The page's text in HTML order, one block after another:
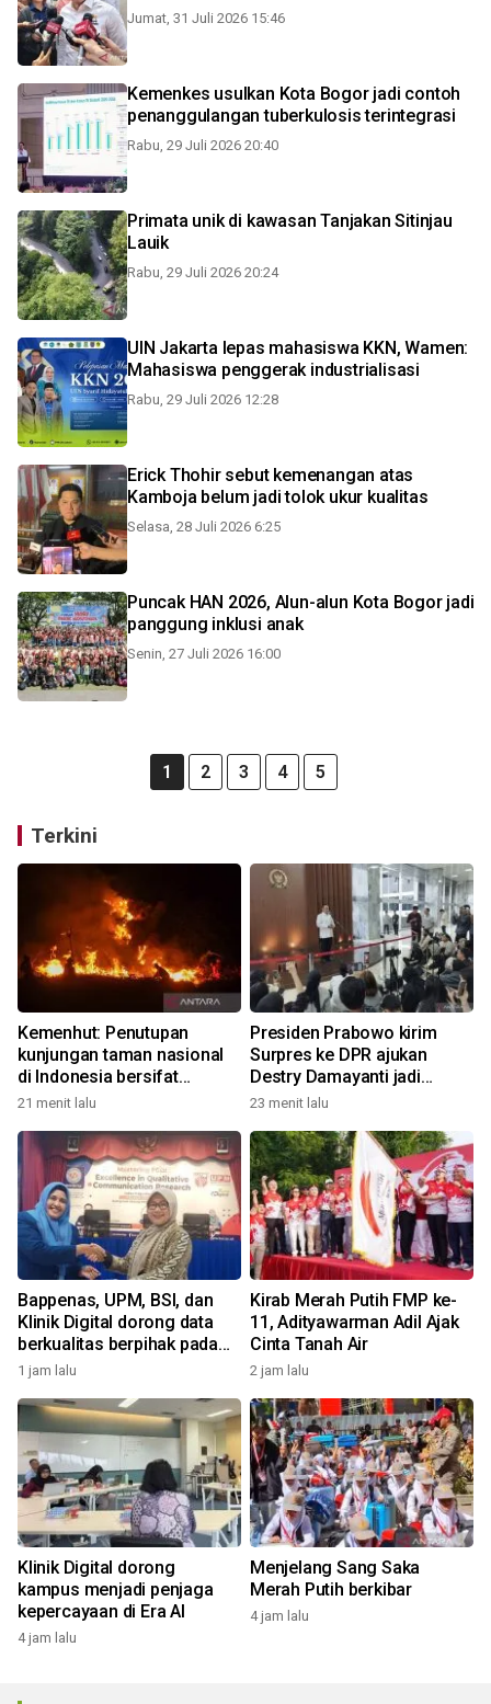
Jumat, 31 Juli 2026 15:46
Kemenkes usulkan Kota Bogor jadi contoh
penanggulangan tuberkulosis terintegrasi
Rabu, 29 Juli 2026 20:40
Primata unik di kawasan Tanjakan Sitinjau
Lauik
Rabu, 29 Juli 2026 20:24
UIN Jakarta lepas mahasiswa KKN, Wamen:
Mahasiswa penggerak industrialisasi
Rabu, 29 Juli 2026 12:28
Erick Thohir sebut kemenangan atas
Kamboja belum jadi tolok ukur kualitas
Selasa, 28 Juli 2026 6:25
Puncak HAN 2026, Alun-alun Kota Bogor jadi
panggung inklusi anak
Senin, 27 Juli 2026 16:00
1 2 3 4 5
Terkini
Kemenhut: Penutupan
kunjungan taman nasional
di Indonesia bersifat
kondisional
21 menit lalu
Presiden Prabowo kirim
Surpres ke DPR ajukan
Destry Damayanti jadi
Gubernur BI definitif
23 menit lalu
Bappenas, UPM, BSI, dan
Klinik Digital dorong data
berkualitas berpihak pada
manusia
1 jam lalu
Kirab Merah Putih FMP ke-
11, Adityawarman Adil Ajak
Cinta Tanah Air
2 jam lalu
Klinik Digital dorong
kampus menjadi penjaga
kepercayaan di Era AI
4 jam lalu
Menjelang Sang Saka
Merah Putih berkibar
4 jam lalu